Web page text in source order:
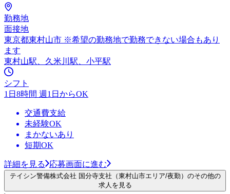
勤務地
面接地
東京都東村山市 ※希望の勤務地で勤務できない場合もあり
ます
東村山駅、久米川駅、小平駅
シフト
1日8時間 週1日からOK
交通費支給
未経験OK
まかないあり
短期OK
詳細を見る 応募画面に進む
テイシン警備株式会社 国分寺支社（東村山市エリア/夜勤）のその他の
求人を見る